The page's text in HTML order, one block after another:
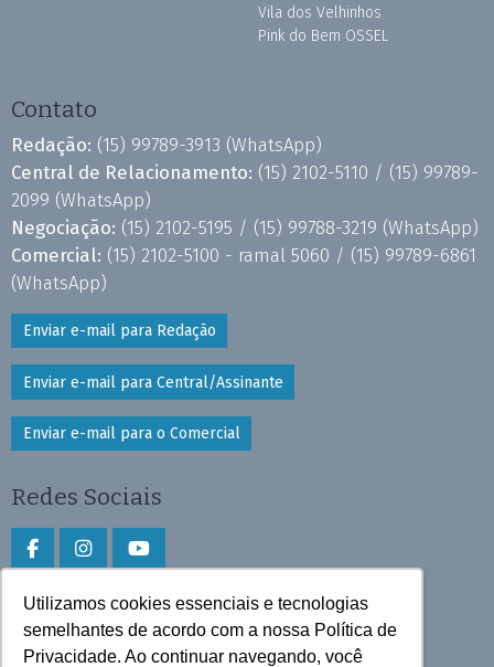
Utilizamos cookies essenciais e tecnologias
semelhantes de acordo com a nossa Política de
Privacidade. Ao continuar navegando, você
Vila dos Velhinhos
Pink do Bem OSSEL
Contato
Redação: (15) 99789-3913 (WhatsApp)
Central de Relacionamento: (15) 2102-5110 / (15) 99789-
2099 (WhatsApp)
Negociação: (15) 2102-5195 / (15) 99788-3219 (WhatsApp)
Comercial: (15) 2102-5100 - ramal 5060 / (15) 99789-6861
(WhatsApp)
Enviar e-mail para Redação
Enviar e-mail para Central/Assinante
Enviar e-mail para o Comercial
Redes Sociais
Faça download do aplicativo
Play Store e App Store